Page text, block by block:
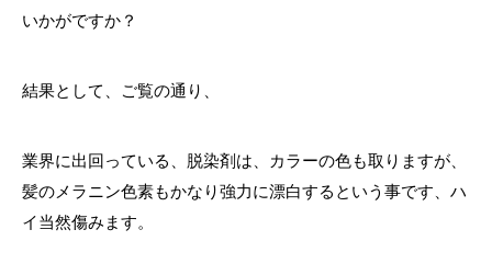
いかがですか？
結果として、ご覧の通り、
業界に出回っている、脱染剤は、カラーの色も取りますが、
髪のメラニン色素もかなり強力に漂白するという事です、ハ
イ当然傷みます。